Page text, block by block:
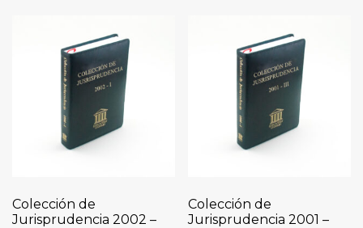
Colección de
Jurisprudencia 2002 –
Colección de
Jurisprudencia 2001 –